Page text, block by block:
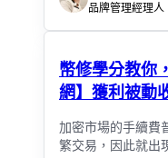
品牌管理經理人
幣修學分教你
網】獲利被動
加密市場的手續費
繁交易，因此就出